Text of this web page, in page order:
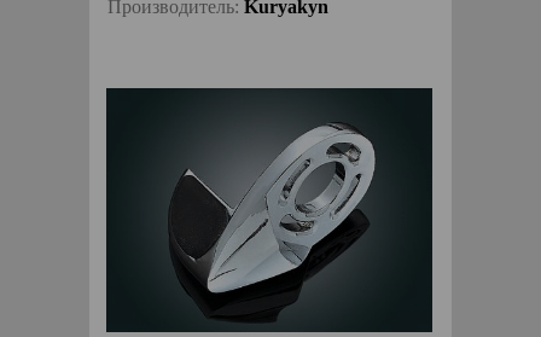
Производитель: Kuryakyn